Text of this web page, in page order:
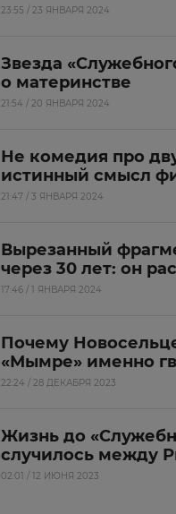
23:55 / 23 ЯНВАРЯ 2024
Звезда
о материнстве
21:54 / 20 ЯНВАРЯ 2024
Не комедия про
истинный смысл
21:47 / 3 ЯНВАРЯ 2024
Вырезанный
через 30 лет: он
17:46 / 1 ЯНВАРЯ 2024
Почему
«Мымре» именно
22:24 / 28 ДЕКАБРЯ 2023
Жизнь до
случилось между
02:01 / 12 ИЮНЯ 2023